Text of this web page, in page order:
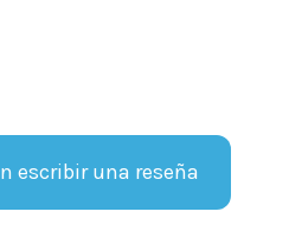
escribir una reseña